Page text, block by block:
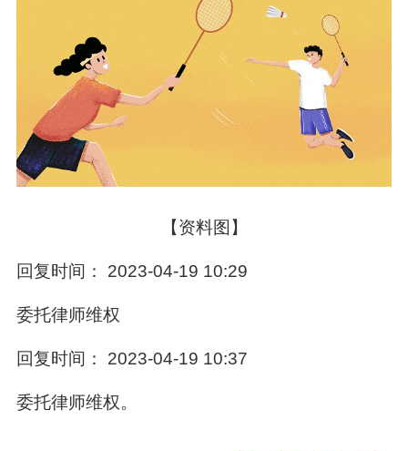
【资料图】
回复时间： 2023-04-19 10:29
委托律师维权
回复时间： 2023-04-19 10:37
委托律师维权。